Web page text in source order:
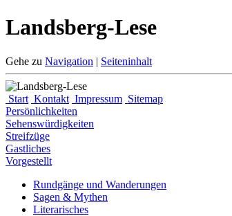
Landsberg-Lese
Gehe zu Navigation | Seiteninhalt
Start Kontakt Impressum Sitemap
Persönlichkeiten
Sehenswürdigkeiten
Streifzüge
Gastliches
Vorgestellt
Rundgänge und Wanderungen
Sagen & Mythen
Literarisches